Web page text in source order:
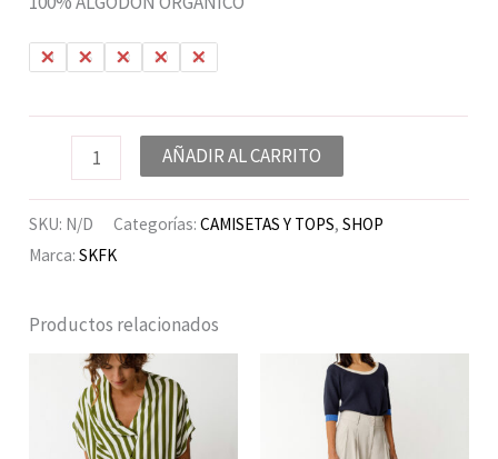
34 36 38 40 42
AÑADIR AL CARRITO
SKU: N/D Categorías:CAMISETAS Y TOPS,SHOP
Marca:SKFK
Productos relacionados
El
precio
original
era:
115,00 €.
precio
actual
es:
69,00 €.
El
precio
original
era:
115,00 €.